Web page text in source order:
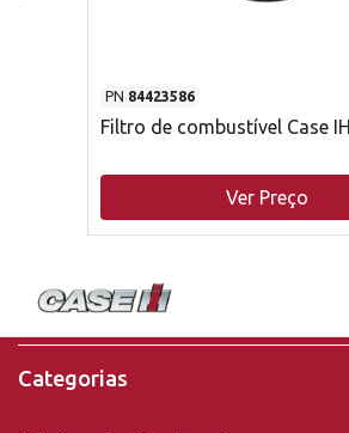
PN 84423586
Filtro de combustível Case IH
Ver Preço
Categorias